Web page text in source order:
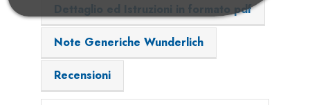
Dettaglio ed Istruzioni in formato pdf
Note Generiche Wunderlich
Recensioni